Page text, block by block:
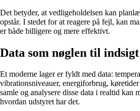
Det betyder, at vedligeholdelsen kan
opstår. I stedet for at reagere på fejl, kan
er både billigere og mere effektivt.
Data som nøglen til indsigt
Et moderne lager er fyldt med data:
vibrationsniveauer, energiforbrug,
samle og analysere disse data i realtid kan
hvordan udstyret har det.